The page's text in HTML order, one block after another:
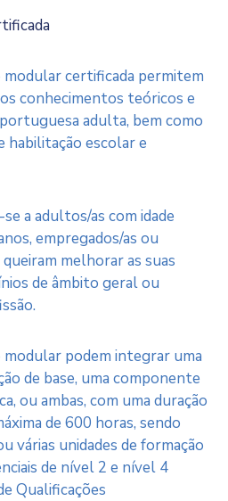
modular certificada permitem
conhecimentos teóricos e
adulta, bem como
habilitação escolar e
a adultos/as com idade
empregados/as ou
melhorar as suas
de âmbito geral ou
modular podem integrar uma
de base, uma componente
ou ambas, com uma duração
de 600 horas, sendo
várias unidades de formação
de nível 2 e nível 4
Qualificações